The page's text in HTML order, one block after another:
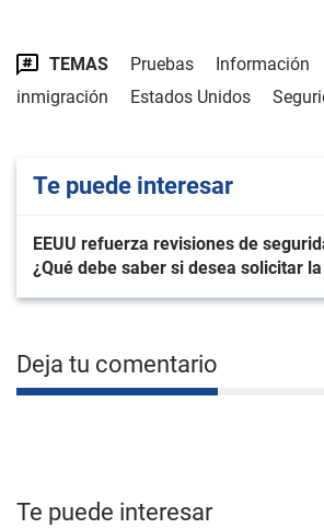
TEMAS Pruebas Información
inmigración
Estados Unidos
Te puede interesar
EEUU refuerza revisiones de
¿Qué debe saber si desea solicitar
Deja tu comentario
Te puede interesar